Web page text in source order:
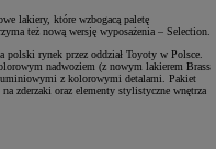
lakiery, które wzbogacą paletę
też nową wersję wyposażenia – Selection.
polski rynek przez oddział Toyoty w Polsce.
nadwoziem (z nowym lakierem Brass
z kolorowymi detalami. Pakiet
zderzaki oraz elementy stylistyczne wnętrza